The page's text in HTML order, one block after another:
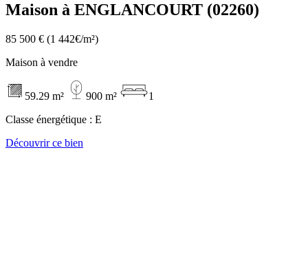
Maison à ENGLANCOURT (02260)
85 500 € (1 442€/m²)
Maison à vendre
59.29 m² 900 m²
1
Classe énergétique : E
Découvrir ce bien